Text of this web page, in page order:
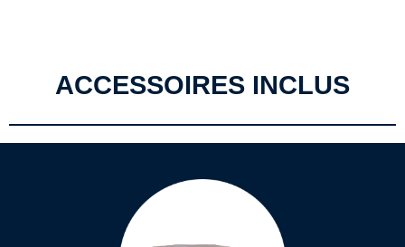
ACCESSOIRES INCLUS